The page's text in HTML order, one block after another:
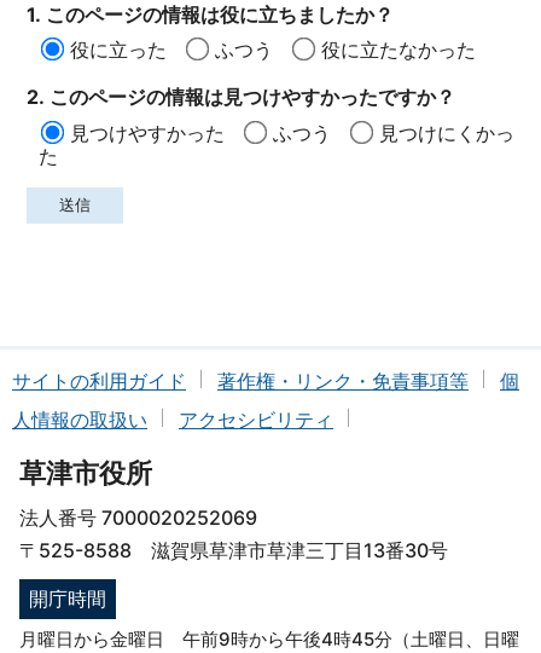
1. このページの情報は役に立ちましたか？
役に立った
ふつう
役に立たなかった
2. このページの情報は見つけやすかったですか？
見つけやすかった
ふつう
見つけにくかっ
た
サイトの利用ガイド 著作権・リンク・免責事項等
個
人情報の取扱い
アクセシビリティ
草津市役所
法人番号 7000020252069
〒525-8588 滋賀県草津市草津三丁目13番30号
開庁時間
月曜日から金曜日 午前9時から午後4時45分（土曜日、日曜